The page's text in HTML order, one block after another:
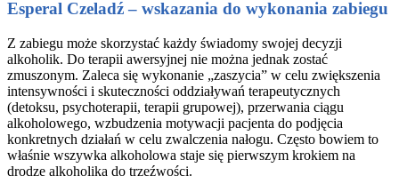
Esperal Czeladź – wskazania do wykonania zabiegu
Z zabiegu może skorzystać każdy świadomy swojej decyzji
alkoholik. Do terapii awersyjnej nie można jednak zostać
zmuszonym. Zaleca się wykonanie „zaszycia” w celu zwiększenia
intensywności i skuteczności oddziaływań terapeutycznych
(detoksu, psychoterapii, terapii grupowej), przerwania ciągu
alkoholowego, wzbudzenia motywacji pacjenta do podjęcia
konkretnych działań w celu zwalczenia nałogu. Często bowiem to
właśnie wszywka alkoholowa staje się pierwszym krokiem na
drodze alkoholika do trzeźwości.